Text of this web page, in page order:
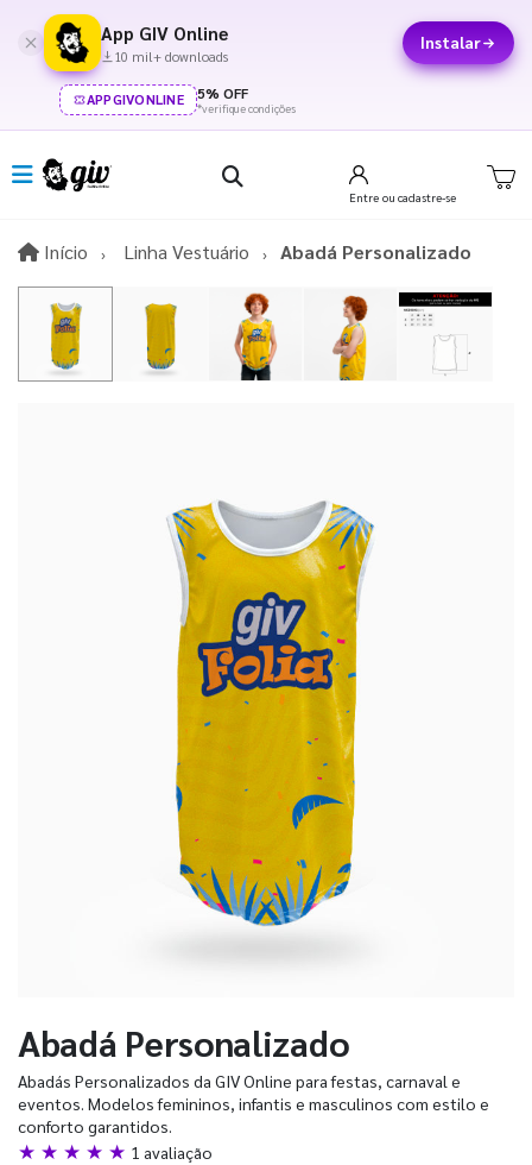
App GIV Online
10 mil+ downloads
Instalar
APPGIVONLINE 5% OFF
*verifique condições
Entre ou cadastre-se
Início InícioLinha Vestuário Abadá Personalizado
Abadá Personalizado
Abadás Personalizados da GIV Online para festas, carnaval e
eventos. Modelos femininos, infantis e masculinos com estilo e
conforto garantidos.
★ ★ ★ ★ ★ 1 avaliação